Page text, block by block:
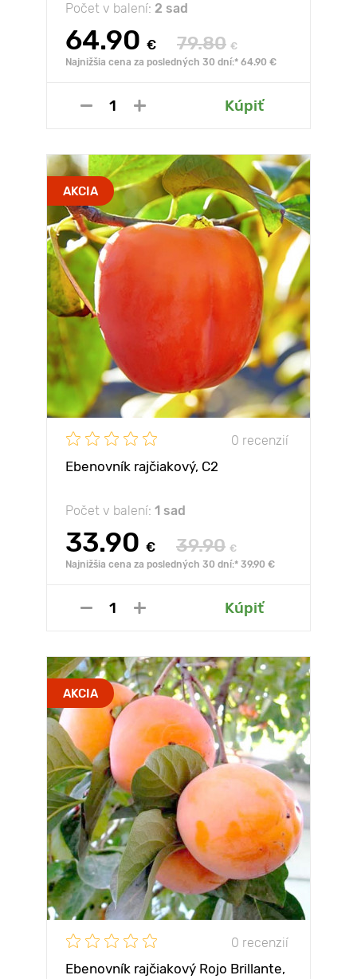
Počet v balení: 2 sad
64.90 € 79.80 €
Najnižšia cena za posledných 30 dní:* 64.90 €
Kúpiť
AKCIA
0 recenzií
Ebenovník rajčiakový, С2
Počet v balení: 1 sad
33.90 € 39.90 €
Najnižšia cena za posledných 30 dní:* 39.90 €
Kúpiť
AKCIA
0 recenzií
Ebenovník rajčiakový Rojo Brillante,